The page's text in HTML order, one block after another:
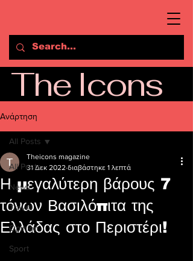
The Icons
Ανάρτηση
All Posts
News
Travel
Opinion
Sport
All Posts
Η μεγαλύτερη βάρους 7
τόνων Βασιλόπιτα της
Ελλάδας στο Περιστέρι!
Theicons magazine
31 Δεκ 2022 διαβάστηκε 1 λεπτά